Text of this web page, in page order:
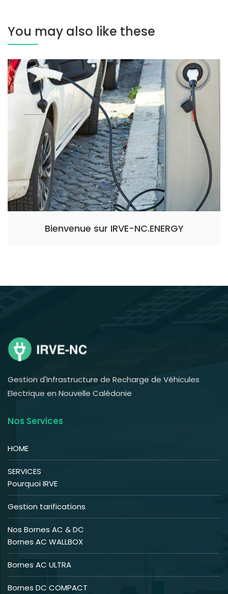
You may also like these
Bienvenue sur IRVE-NC.ENERGY
Gestion d'Infrastructure de Recharge de Véhicules
Electrique en Nouvelle Calédonie
Nos Services
HOME
SERVICES
Pourquoi IRVE
Gestion tarifications
Nos Bornes AC & DC
Bornes AC WALLBOX
Bornes AC ULTRA
Bornes DC COMPACT